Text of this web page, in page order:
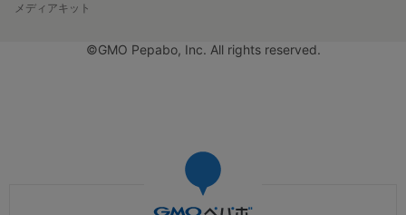
メディアキット
©GMO Pepabo, Inc. All rights reserved.